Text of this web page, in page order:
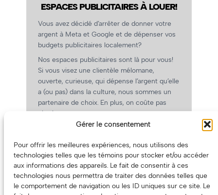
Gérer le consentement
Pour offrir les meilleures expériences, nous utilisons des
technologies telles que les témoins pour stocker et/ou accéder
aux informations des appareils. Le fait de consentir à ces
technologies nous permettra de traiter des données telles que
le comportement de navigation ou les ID uniques sur ce site. Le
ESPACES PUBLICITAIRES À LOUER!
Vous avez décidé d’arrêter de donner votre
argent à Meta et Google et de dépenser vos
budgets publicitaires localement?
Nos espaces publicitaires sont là pour vous!
Si vous visez une clientèle mélomane,
ouverte, curieuse, qui dépense l’argent qu’elle
a (ou pas) dans la culture, nous sommes un
partenaire de choix. En plus, on coûte pas
cher!
On prépare une grille tarifaire intéressante et
(Oui, on va avoir des tarifs spéciaux pour
vous, les artistes!)